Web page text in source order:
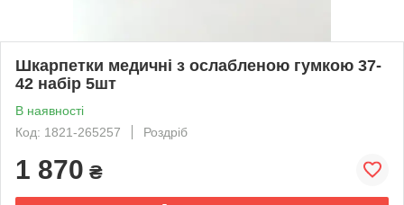
Шкарпетки медичні з ослабленою гумкою 37-
42 набір 5шт
В наявності
Код: 1821-265257
Роздріб
1 870 ₴